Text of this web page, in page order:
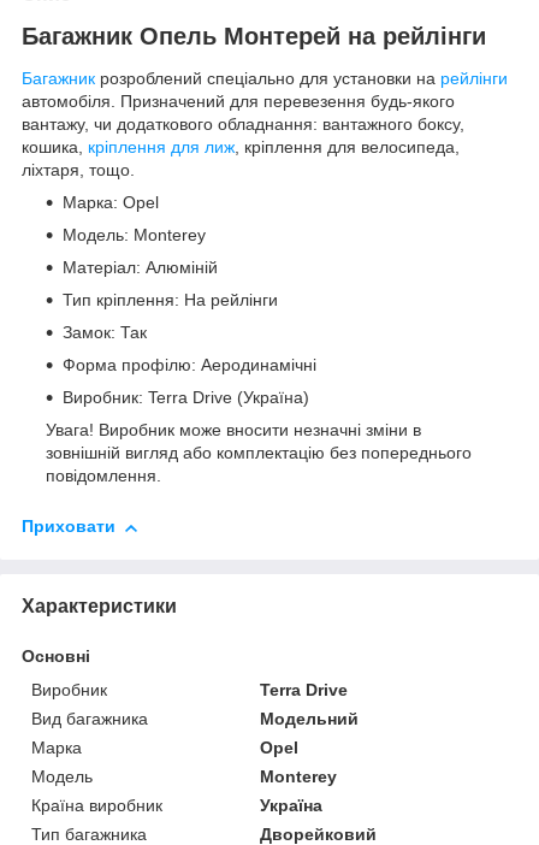
Багажник Опель Монтерей на рейлінги
Багажник розроблений спеціально для установки на рейлінги
автомобіля. Призначений для перевезення будь-якого
вантажу, чи додаткового обладнання: вантажного боксу,
кошика, кріплення для лиж, кріплення для велосипеда,
ліхтаря, тощо.
Марка: Opel
Модель: Monterey
Матеріал: Алюміній
Тип кріплення: На рейлінги
Замок: Так
Форма профілю: Аеродинамічні
Виробник: Terra Drive (Україна)
Увага! Виробник може вносити незначні зміни в
зовнішній вигляд або комплектацію без попереднього
повідомлення.
Приховати
Характеристики
Основні
Виробник
Terra Drive
Вид багажника
Модельний
Марка
Opel
Модель
Monterey
Країна виробник
Україна
Тип багажника
Дворейковий